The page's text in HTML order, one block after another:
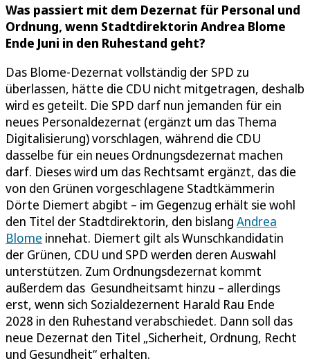
Was passiert mit dem Dezernat für Personal und
Ordnung, wenn Stadtdirektorin Andrea Blome
Ende Juni in den Ruhestand geht?
Das Blome-Dezernat vollständig der SPD zu
überlassen, hätte die CDU nicht mitgetragen, deshalb
wird es geteilt. Die SPD darf nun jemanden für ein
neues Personaldezernat (ergänzt um das Thema
Digitalisierung) vorschlagen, während die CDU
dasselbe für ein neues Ordnungsdezernat machen
darf. Dieses wird um das Rechtsamt ergänzt, das die
von den Grünen vorgeschlagene Stadtkämmerin
Dörte Diemert abgibt – im Gegenzug erhält sie wohl
den Titel der Stadtdirektorin, den bislang Andrea
Blome innehat. Diemert gilt als Wunschkandidatin
der Grünen, CDU und SPD werden deren Auswahl
unterstützen. Zum Ordnungsdezernat kommt
außerdem das Gesundheitsamt hinzu – allerdings
erst, wenn sich Sozialdezernent Harald Rau Ende
2028 in den Ruhestand verabschiedet. Dann soll das
neue Dezernat den Titel „Sicherheit, Ordnung, Recht
und Gesundheit“ erhalten.